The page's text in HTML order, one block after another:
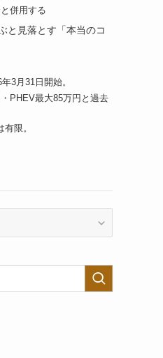
併用する
と見落とす「本当のコ
3月31日開始。
PHEV最大85万円と過去
限。